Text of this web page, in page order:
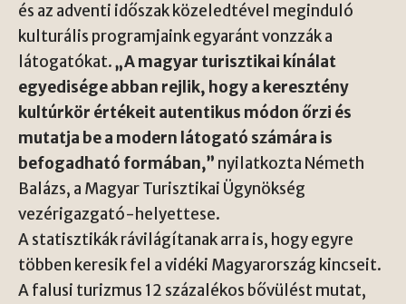
és az adventi időszak közeledtével meginduló
kulturális programjaink egyaránt vonzzák a
látogatókat.„A magyar turisztikai kínálat
egyedisége abban rejlik, hogy a keresztény
kultúrkör értékeit autentikus módon őrzi és
mutatja be a modern látogató számára is
befogadható formában,” nyilatkozta Németh
Balázs, a Magyar Turisztikai Ügynökség
vezérigazgató-helyettese.
A statisztikák rávilágítanak arra is, hogy egyre
többen keresik fel a vidéki Magyarország kincseit.
A falusi turizmus 12 százalékos bővülést mutat,